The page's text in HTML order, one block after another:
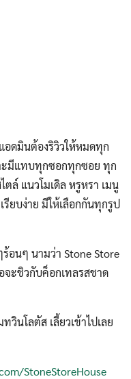
อดมินต้องริวิวให้หมดทุก
ะมีแทบทุกซอกทุกซอย ทุก
ล์ แนวโมเดิล หรูหรา เมนู
ยบง่าย มีให้เลือกกันทุกรูป
อนๆ นามว่า Stone Store
ะชิวกับค็อกเทลรสชาด
นโลตัส เลี้ยวเข้าไปเลย
StoneStoreHouse